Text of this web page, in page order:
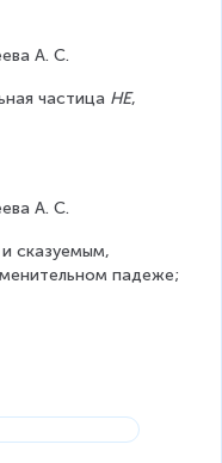
А. С.
частица НЕ,
А. С.
сказуемым,
падеже;